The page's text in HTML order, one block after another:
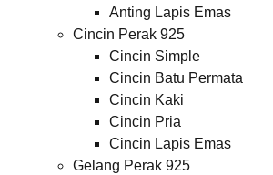
Anting Lapis Emas
Cincin Perak 925
Cincin Simple
Cincin Batu Permata
Cincin Kaki
Cincin Pria
Cincin Lapis Emas
Gelang Perak 925